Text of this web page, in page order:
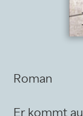
Roman
Er kommt